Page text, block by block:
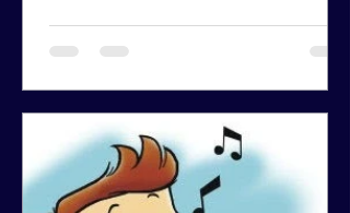
suas habilidades cognitivas."...